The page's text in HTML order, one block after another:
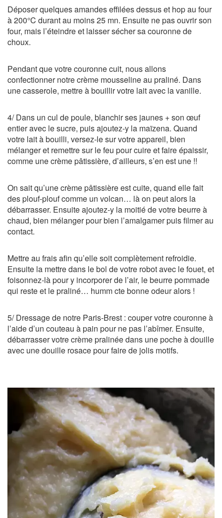
Déposer quelques amandes effilées dessus et hop au four
à 200°C durant au moins 25 mn. Ensuite ne pas ouvrir son
four, mais l’éteindre et laisser sécher sa couronne de
choux.
Pendant que votre couronne cuit, nous allons
confectionner notre crème mousseline au praliné. Dans
une casserole, mettre à bouillir votre lait avec la vanille.
4/ Dans un cul de poule, blanchir ses jaunes + son œuf
entier avec le sucre, puis ajoutez-y la maïzena. Quand
votre lait à bouilli, versez-le sur votre appareil, bien
mélanger et remettre sur le feu pour cuire et faire épaissir,
comme une crème pâtissière, d’ailleurs, s’en est une !!
On sait qu’une crème pâtissière est cuite, quand elle fait
des plouf-plouf comme un volcan… là on peut alors la
débarrasser. Ensuite ajoutez-y la moitié de votre beurre à
chaud, bien mélanger pour bien l’amalgamer puis filmer au
contact.
Mettre au frais afin qu’elle soit complètement refroidie.
Ensuite la mettre dans le bol de votre robot avec le fouet, et
foisonnez-là pour y incorporer de l’air, le beurre pommade
qui reste et le praliné… humm cte bonne odeur alors !
5/ Dressage de notre Paris-Brest : couper votre couronne à
l’aide d’un couteau à pain pour ne pas l’abîmer. Ensuite,
débarrasser votre crème pralinée dans une poche à douille
avec une douille rosace pour faire de jolis motifs.